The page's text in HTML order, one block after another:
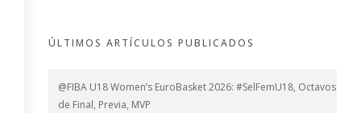
ÚLTIMOS ARTÍCULOS PUBLICADOS
@FIBA U18 Women’s EuroBasket 2026: #SelFemU18, Octavos
de Final, Previa, MVP